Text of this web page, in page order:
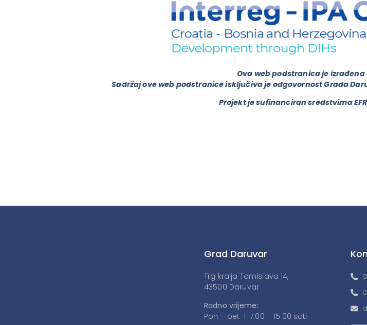
Ova web podstranica je
Sadržaj ove web podstranice isključiva je odgovornost Grada
Projekt je sufinanciran sredstvima
Grad Daruvar
Trg kralja Tomislava 14,
43500 Daruvar
Radno vrijeme:
Pon – pet | 7:00 – 15:00 sati